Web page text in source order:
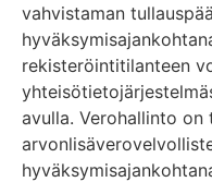
vahvistaman
rekisteröintitilanteen
avulla. Verohallinto